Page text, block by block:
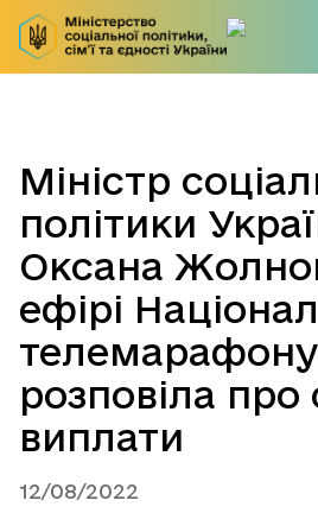
Міністр
політики
Оксана
ефірі
телемарафону
розповіла про
виплати
12/08/2022